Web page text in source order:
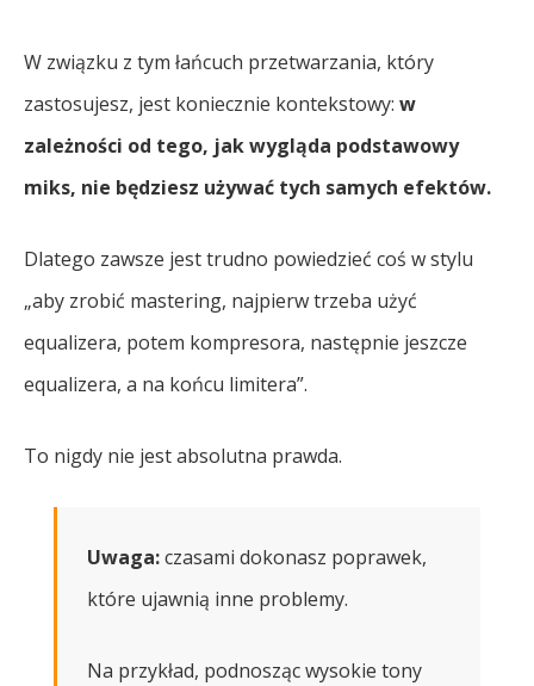
W związku z tym łańcuch przetwarzania, który
zastosujesz, jest koniecznie kontekstowy: w
zależności od tego, jak wygląda podstawowy
miks, nie będziesz używać tych samych efektów.
Dlatego zawsze jest trudno powiedzieć coś w stylu
„aby zrobić mastering, najpierw trzeba użyć
equalizera, potem kompresora, następnie jeszcze
equalizera, a na końcu limitera”.
To nigdy nie jest absolutna prawda.
Uwaga:czasami dokonasz poprawek,
które ujawnią inne problemy.
Na przykład, podnosząc wysokie tony